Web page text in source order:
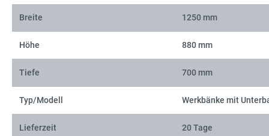
Breite 1250 mm
Höhe 880 mm
Tiefe 700 mm
Typ/Modell Werkbänke mit
Lieferzeit 20 Tage